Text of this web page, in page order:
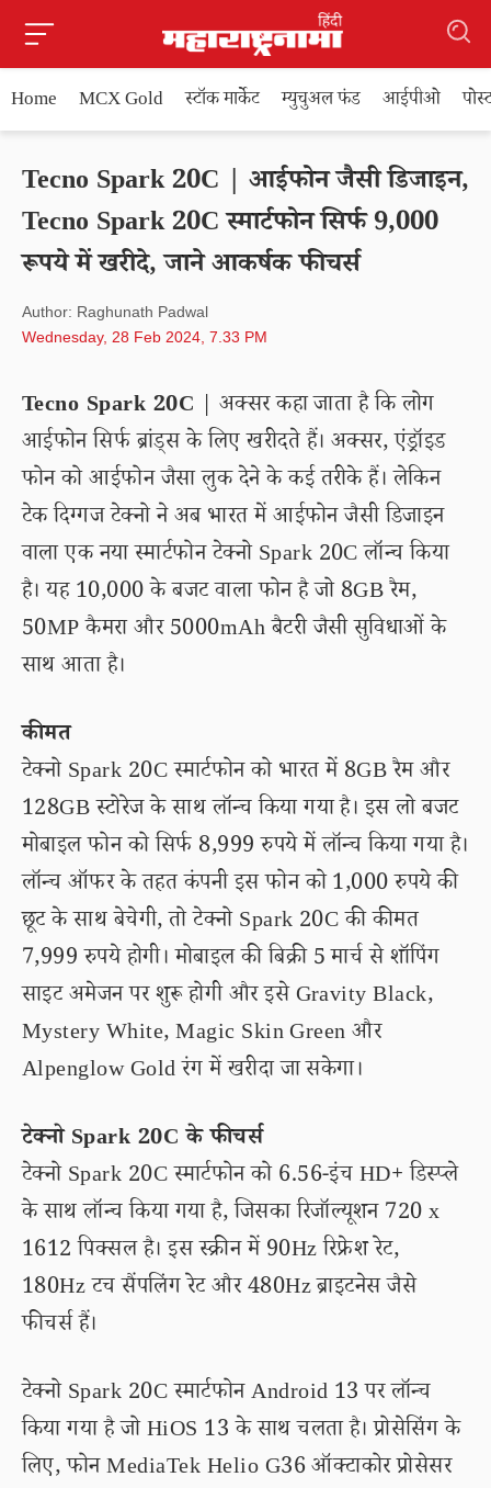
Home MCX Gold स्टॉक मार्केट म्युचुअल फंड आईपीओ
Tecno Spark 20C | आईफोन जैसी डिजाइन,
Tecno Spark 20C स्मार्टफोन सिर्फ 9,000
रूपये में खरीदे, जाने आकर्षक फीचर्स
Author: Raghunath Padwal
Wednesday, 28 Feb 2024, 7.33 PM
Tecno Spark 20C | अक्सर कहा जाता है कि लोग
आईफोन सिर्फ ब्रांड्स के लिए खरीदते हैं। अक्सर, एंड्रॉइड
फोन को आईफोन जैसा लुक देने के कई तरीके हैं। लेकिन
टेक दिग्गज टेक्नो ने अब भारत में आईफोन जैसी डिजाइन
वाला एक नया स्मार्टफोन टेक्नो Spark 20C लॉन्च किया
है। यह 10,000 के बजट वाला फोन है जो 8GB रैम,
50MP कैमरा और 5000mAh बैटरी जैसी सुविधाओं के
साथ आता है।
कीमत
टेक्नो Spark 20C स्मार्टफोन को भारत में 8GB रैम और
128GB स्टोरेज के साथ लॉन्च किया गया है। इस लो बजट
मोबाइल फोन को सिर्फ 8,999 रुपये में लॉन्च किया गया है।
लॉन्च ऑफर के तहत कंपनी इस फोन को 1,000 रुपये की
छूट के साथ बेचेगी, तो टेक्नो Spark 20C की कीमत
7,999 रुपये होगी। मोबाइल की बिक्री 5 मार्च से शॉपिंग
साइट अमेजन पर शुरू होगी और इसे Gravity Black,
Mystery White, Magic Skin Green और
Alpenglow Gold रंग में खरीदा जा सकेगा।
टेक्नो Spark 20C के फीचर्स
टेक्नो Spark 20C स्मार्टफोन को 6.56-इंच HD+ डिस्प्ले
के साथ लॉन्च किया गया है, जिसका रिजॉल्यूशन 720 x
1612 पिक्सल है। इस स्क्रीन में 90Hz रिफ्रेश रेट,
180Hz टच सैंपलिंग रेट और 480Hz ब्राइटनेस जैसे
फीचर्स हैं।
टेक्नो Spark 20C स्मार्टफोन Android 13 पर लॉन्च
किया गया है जो HiOS 13 के साथ चलता है। प्रोसेसिंग के
लिए, फोन MediaTek Helio G36 ऑक्टाकोर प्रोसेसर